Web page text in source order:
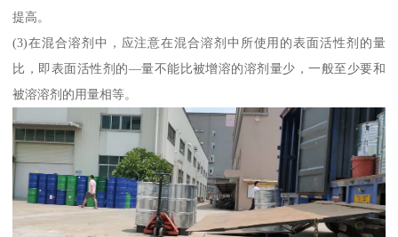
提高。
(3)在混合溶剂中，应注意在混合溶剂中所使用的表面活性剂的量
比，即表面活性剂的—量不能比被增溶的溶剂量少，一般至少要和
被溶溶剂的用量相等。